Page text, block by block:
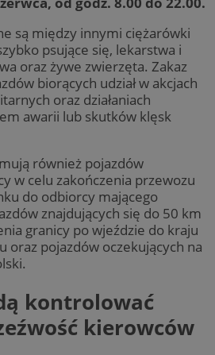
są między innymi ciężarówki
psujące się, lekarstwa i
oraz żywe zwierzęta. Zakaz
biorących udział w akcjach
oraz działaniach
awarii lub skutków klęsk
również pojazdów
w celu zakończenia przewozu
do odbiorcy mającego
znajdujących się do 50 km
granicy po wjeździe do kraju
oraz pojazdów oczekujących na
kontrolować
kierowców